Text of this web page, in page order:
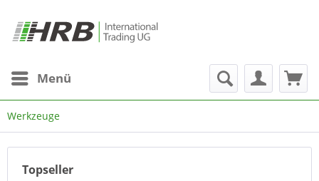
Menü
Werkzeuge
Topseller